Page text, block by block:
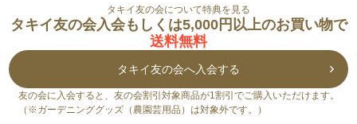
タキイ友の会について特典を見る
タキイ友の会入会もしくは5,000円以上のお買い物で
送料無料
タキイ友の会へ入会する
友の会に入会すると、友の会割引対象商品が1割引でご購入いただけます。
（※ガーデニンググッズ（農園芸用品）は対象外です。）